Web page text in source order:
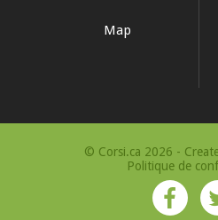
Map
© Corsi.ca 2026 -
Politique de